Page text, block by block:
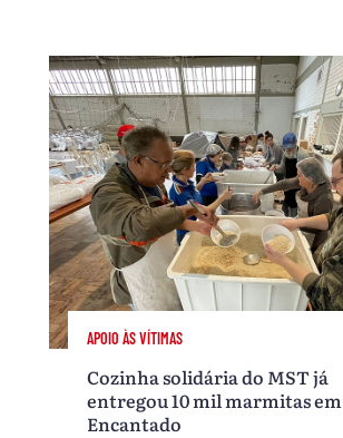
APOIO ÀS VÍTIMAS
Cozinha solidária do MST já
entregou 10 mil marmitas em
Encantado